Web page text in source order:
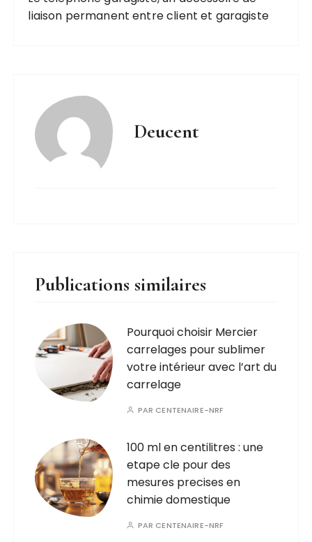
liaison permanent entre client et garagiste
Deucent
Publications similaires
Pourquoi choisir Mercier
carrelages pour sublimer
votre intérieur avec l’art du
carrelage
PAR CENTENAIRE-NRF
100 ml en centilitres : une
etape cle pour des
mesures precises en
chimie domestique
PAR CENTENAIRE-NRF